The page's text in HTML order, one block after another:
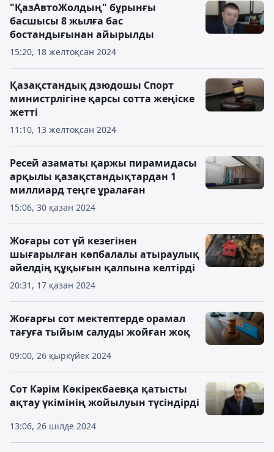
15:20, 18 желтоқсан 2024
"ҚазАвтоЖолдың" бұрынғы
басшысы 8 жылға бас
бостандығынан айырылды
11:10, 13 желтоқсан 2024
Қазақстандық дзюдошы Спорт
министрлігіне қарсы сотта жеңіске
жетті
15:06, 30 қазан 2024
Ресей азаматы қаржы пирамидасы
арқылы қазақстандықтардан 1
миллиард теңге ұралаған
20:31, 17 қазан 2024
Жоғары сот үй кезегінен
шығарылған көпбалалы атыраулық
әйелдің құқығын қалпына келтірді
09:00, 26 қыркүйек 2024
Жоғарғы сот мектептерде орамал
тағуға тыйым салуды жойған жоқ
13:06, 26 шілде 2024
Сот Кәрім Көкірекбаевқа қатысты
ақтау үкімінің жойылуын түсіндірді